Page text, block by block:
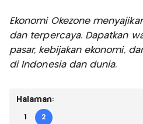
Ekonomi Okezone
dan terpercaya. Dapatkan
pasar, kebijakan ekonomi,
di Indonesia dan dunia.
Halaman:
1 2